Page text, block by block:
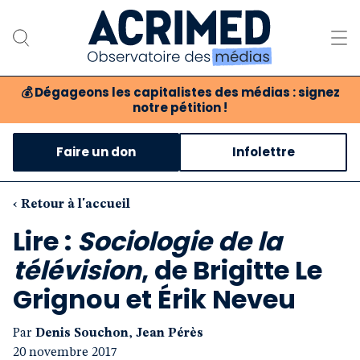
💰 Dégageons les capitalistes des médias : signez
notre pétition !
Notre association
Notre critique des médias
Nos propositions
Notre revue
Boutique
Faire un don Infolettre
‹ Retour à l'accueil
Lire : Sociologie de la
télévision, de Brigitte Le
Grignou et Érik Neveu
Par Denis Souchon, Jean Pérès
20 novembre 2017